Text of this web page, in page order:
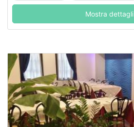
Mostra dettagli